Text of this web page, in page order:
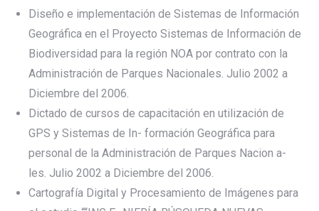
Diseño e implementación de Sistemas de Información
Geográfica en el Proyecto Sistemas de Información de
Biodiversidad para la región NOA por contrato con la
Administración de Parques Nacionales. Julio 2002 a
Diciembre del 2006.
Dictado de cursos de capacitación en utilización de
GPS y Sistemas de In- formación Geográfica para
personal de la Administración de Parques Nacion a-
les. Julio 2002 a Diciembre del 2006.
Cartografía Digital y Procesamiento de Imágenes para